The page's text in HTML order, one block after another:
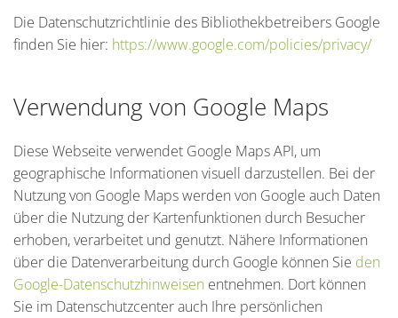
Die Datenschutzrichtlinie des Bibliothekbetreibers Google
finden Sie hier: https://www.google.com/policies/privacy/
Verwendung von Google Maps
Diese Webseite verwendet Google Maps API, um
geographische Informationen visuell darzustellen. Bei der
Nutzung von Google Maps werden von Google auch Daten
über die Nutzung der Kartenfunktionen durch Besucher
erhoben, verarbeitet und genutzt. Nähere Informationen
über die Datenverarbeitung durch Google können Sie den
Google-Datenschutzhinweisen entnehmen. Dort können
Sie im Datenschutzcenter auch Ihre persönlichen